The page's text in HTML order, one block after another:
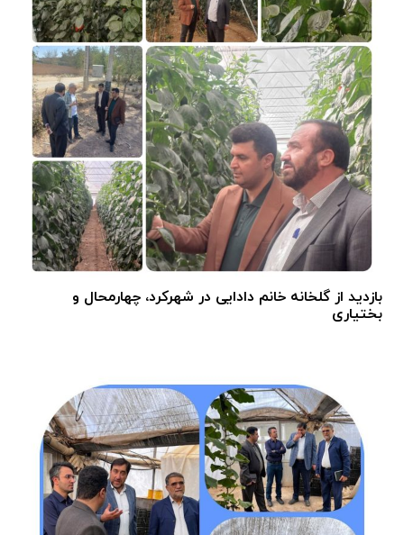
بازدید از گلخانه خانم دادایی در شهرکرد، چهارمحال و
بختیاری